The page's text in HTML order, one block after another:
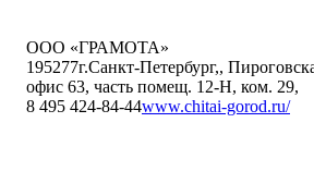
ООО «ГРАМОТА»
195277г.Санкт-Петербург,,
офис 63, часть помещ. 12-Н, ком. 29,
8 495 424-84-44www.chitai-gorod.ru/